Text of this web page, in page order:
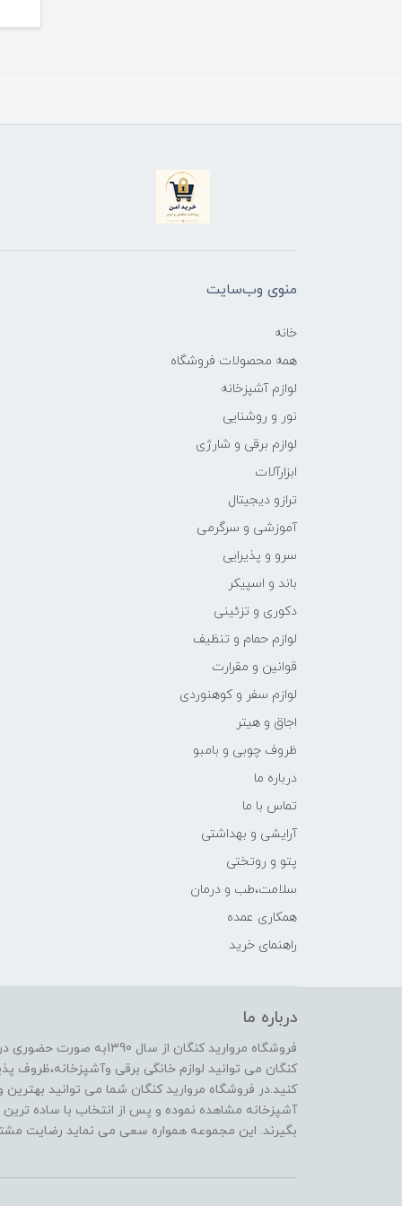
منوی وب‌سایت
خانه
همه محصولات فروشگاه
لوازم آشپزخانه
نور و روشنایی
لوازم برقی و شارژی
ابزارآلات
ترازو دیجیتال
آموزشی و سرگرمی
سرو و پذیرایی
باند و اسپیکر
دکوری و تزئینی
لوازم حمام و تنظیف
قوانین و مقرارت
لوازم سفر و کوهنوردی
اجاق و هیتر
ظروف چوبی و بامبو
درباره ما
تماس با ما
آرایشی و بهداشتی
پتو و روتختی
سلامت،طب و درمان
همکاری عمده
راهنمای خرید
درباره ما
فروشگاه مروارید کنگان از
کنگان می توانید لوازم خانگی برقی وآشپزخانه،ظروف
کنید.در فروشگاه مروارید کنگان شما می توانید بهترین
آشپزخانه مشاهده نموده و پس از انتخاب با ساده ترین
بگیرند. این مجموعه همواره سعی می نماید رضایت